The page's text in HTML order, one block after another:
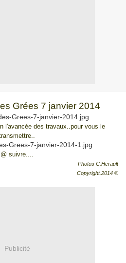
Grées 7 janvier 2014
l'avancée des travaux..pour vous le
@ suivre....
Photos C.Herault
Copyright.2014 ©
Publicité